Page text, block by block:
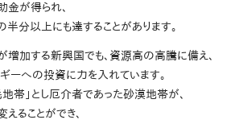
が得られ、
分以上にも達することがあります。
加する新興国でも、資源高の高騰に備え、
ーへの投資に力を入れています。
帯」とし厄介者であった砂漠地帯が、
ることができ、